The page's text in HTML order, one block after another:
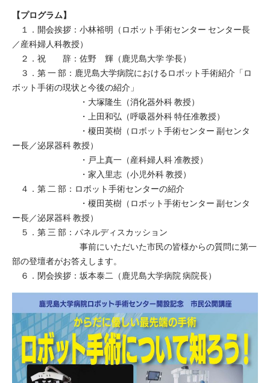
【プログラム】
１．開会挨拶：小林裕明（ロボット手術センター センター長
／産科婦人科教授）
２．祝 辞：佐野 輝（鹿児島大学 学長）
３．第 一 部：鹿児島大学病院におけるロボット手術紹介「ロ
ボット手術の現状と今後の紹介」
・大塚隆生（消化器外科 教授）
・上田和弘（呼吸器外科 特任准教授）
・榎田英樹（ロボット手術センター 副センタ
ー長／泌尿器科 教授）
・戸上真一（産科婦人科 准教授）
・家入里志（小児外科 教授）
４．第 二 部：ロボット手術センターの紹介
・榎田英樹（ロボット手術センター 副センタ
ー長／泌尿器科 教授）
５．第 三 部：パネルディスカッション
事前にいただいた市民の皆様からの質問に第一
部の登壇者がお答えします。
６．閉会挨拶：坂本泰二（鹿児島大学病院 病院長）